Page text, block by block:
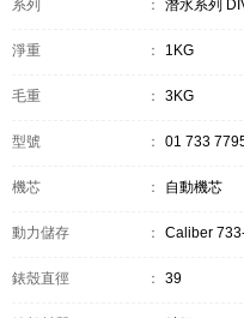
系列 ： 潛水系列
淨重 ： 1KG
毛重 ： 3KG
型號 ： 01 733
機芯 ： 自動機芯
動力儲存 ： Caliber
錶殼直徑 ： 39